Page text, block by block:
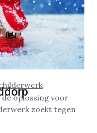
oplossing voor
zoekt tegen